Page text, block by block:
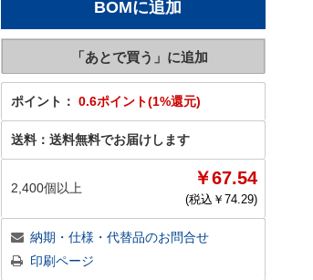
ポイント： 0.6ポイント(1%還元)
送料： 送料無料でお届けします
2,400個以上 ￥67.54
(税込￥ 74.29)
納期・仕様・代替品のお問合せ
印刷ページ